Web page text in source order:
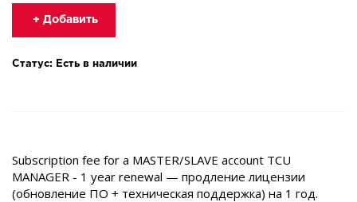
+ Добавить
Статус: Есть в наличии
Subscription fee for a MASTER/SLAVE account TCU
MANAGER - 1 year renewal — продление лицензии
(обновление ПО + техническая поддержка) на 1 год.